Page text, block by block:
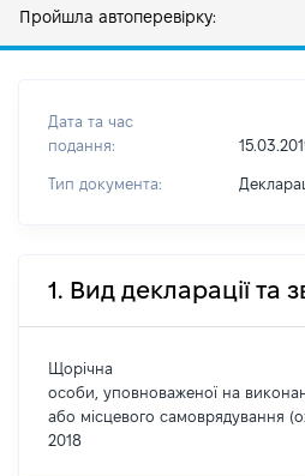
Пройшла автоперевірку:
Дата та час
подання:
Тип документа:
1. Вид декларації та
Щорічна
особи, уповноваженої на
або місцевого самоврядування
2018